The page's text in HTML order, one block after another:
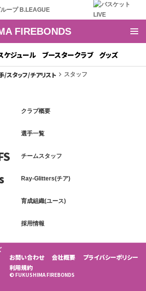
FIREBONDS
ケジュール ブースタークラブ グッズ
/スタッフ/チアリスト keyboard_arrow_right スタッフ
クラブ概要
選手一覧
チームスタッフ
Ray-Glitters(チア)
育成組織(ユース)
採用情報
お問い合わせ 会社概要
プライバシーポリシー
利用規約
© FUKUSHIMA FIREBONDS